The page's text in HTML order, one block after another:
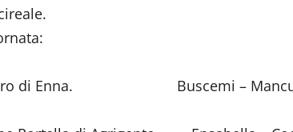
Tilaro di Enna. Buscemi –